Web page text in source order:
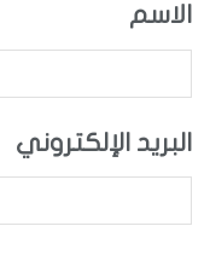
الاسم
البريد الإلكتروني